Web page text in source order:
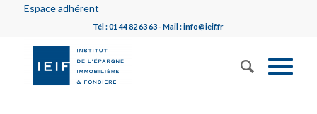
Espace adhérent
Tél : 01 44 82 63 63 - Mail : info@ieif.fr